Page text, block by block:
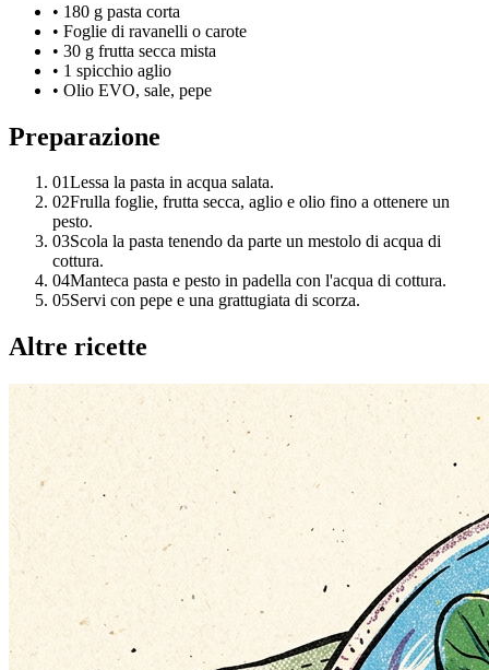
• 180 g pasta corta
• Foglie di ravanelli o carote
• 30 g frutta secca mista
• 1 spicchio aglio
• Olio EVO, sale, pepe
Preparazione
01Lessa la pasta in acqua salata.
02Frulla foglie, frutta secca, aglio e olio fino a ottenere un
pesto.
03Scola la pasta tenendo da parte un mestolo di acqua di
cottura.
04Manteca pasta e pesto in padella con l'acqua di cottura.
05Servi con pepe e una grattugiata di scorza.
Altre ricette